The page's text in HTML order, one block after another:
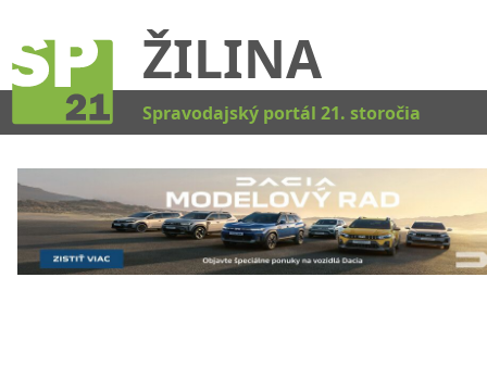
ŽILINA
Spravodajský portál 21. storočia